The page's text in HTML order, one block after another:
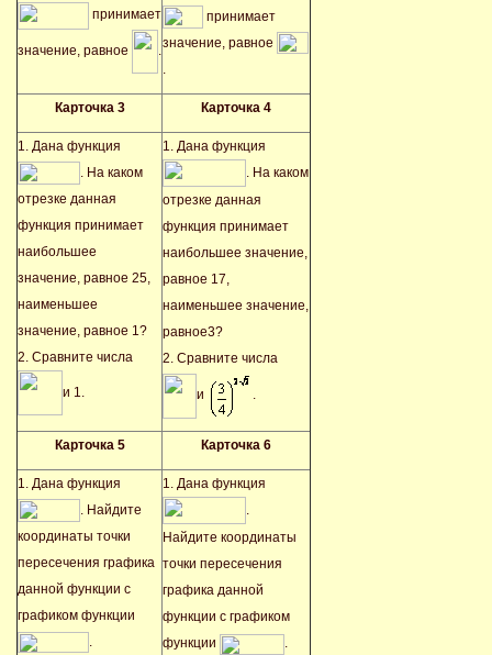
принимает
значение, равное .
принимает
значение, равное
Карточка 3 Карточка 4
1. Дана функция
. На каком
отрезке данная
функция принимает
наибольшее
значение, равное 25,
наименьшее
значение, равное 1?
2. Сравните числа
и 1.
1. Дана функция
. На каком
отрезке данная
функция принимает
наибольшее значение,
равное 17,
наименьшее значение,
равное3?
2. Сравните числа
и .
Карточка 5 Карточка 6
1. Дана функция
. Найдите
координаты точки
пересечения графика
данной функции с
графиком функции
.
1. Дана функция
.
Найдите координаты
точки пересечения
графика данной
функции с графиком
функции
.